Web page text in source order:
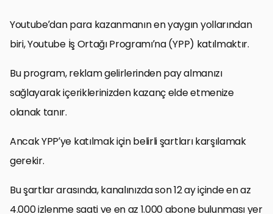
Youtube’dan para kazanmanın en yaygın yollarından
biri, Youtube İş Ortağı Programı’na (YPP) katılmaktır.
Bu program, reklam gelirlerinden pay almanızı
sağlayarak içeriklerinizden kazanç elde etmenize
olanak tanır.
Ancak YPP’ye katılmak için belirli şartları karşılamak
gerekir.
Bu şartlar arasında, kanalınızda son 12 ay içinde en az
4.000 izlenme saati ve en az 1.000 abone bulunması yer